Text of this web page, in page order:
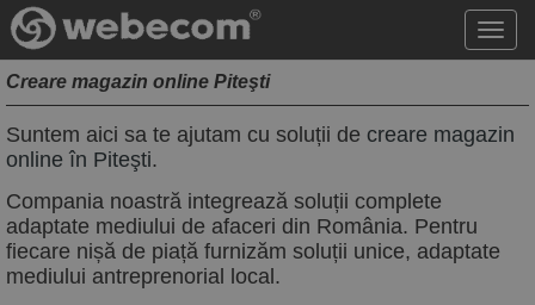
meniu
Creare magazin online Piteşti
Suntem aici sa te ajutam cu soluții de creare magazin
online în Piteşti.
Compania noastră integrează soluții complete
adaptate mediului de afaceri din România. Pentru
fiecare nișă de piață furnizăm soluții unice, adaptate
mediului antreprenorial local.